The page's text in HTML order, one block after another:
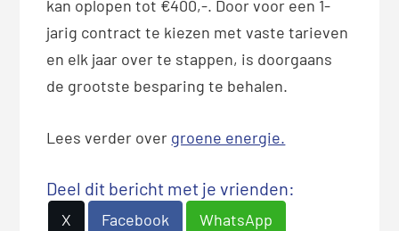
kan oplopen tot €400,-. Door voor een 1-
jarig contract te kiezen met vaste tarieven
en elk jaar over te stappen, is doorgaans
de grootste besparing te behalen.
Lees verder over groene energie.
Deel dit bericht met je vrienden:
X Facebook WhatsApp